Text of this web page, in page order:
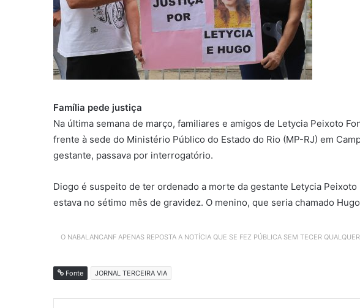
Família pede justiça
Na última semana de março, familiares e amigos de Letycia Peixoto
frente à sede do Ministério Público do Estado do Rio (MP-RJ) em
gestante, passava por interrogatório.
Diogo é suspeito de ter ordenado a morte da gestante Letycia
estava no sétimo mês de gravidez. O menino, que seria chamado
O NABALANCANF APENAS REPOSTA A NOTÍCIA QUE SE FEZ PÚBLICA SEM TECER
Fonte JORNAL TERCEIRA VIA